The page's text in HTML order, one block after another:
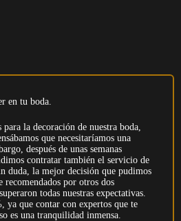
en tu boda.
la decoración de nuestra boda,
que necesitaríamos una
después de unas semanas
contratar también el servicio de
duda, la mejor decisión que pudimos
por otros dos
todas nuestras expectativas.
ya que contar con expertos que te
es una tranquilidad inmensa.